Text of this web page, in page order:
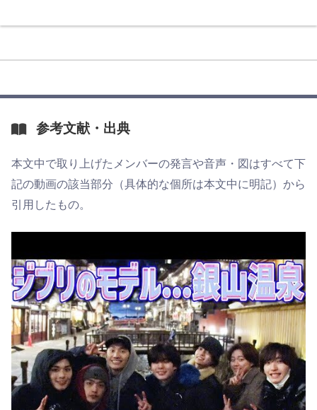
参考文献・出典
本文中で取り上げたメンバーの発言や音声・図はすべて下
記の動画の該当部分（具体的な個所は本文中に明記）から
引用したもの。